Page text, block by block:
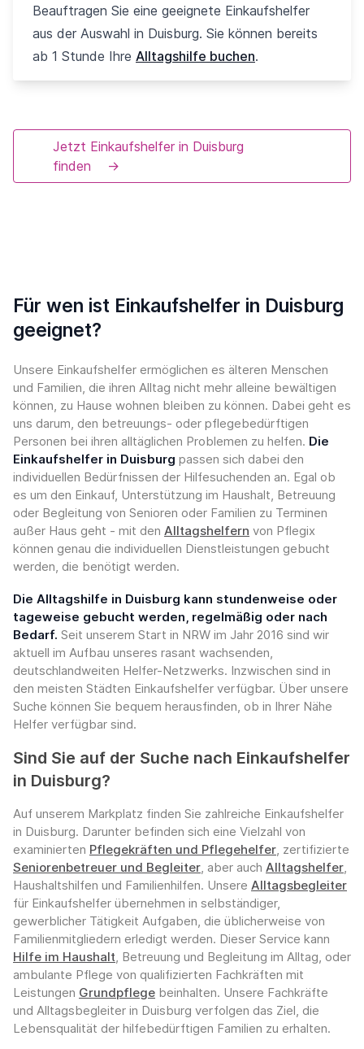
Beauftragen Sie eine geeignete Einkaufshelfer
aus der Auswahl in Duisburg. Sie können bereits
ab 1 Stunde Ihre Alltagshilfe buchen.
Jetzt Einkaufshelfer in Duisburg
finden
→
Für wen ist Einkaufshelfer in Duisburg
geeignet?
Unsere Einkaufshelfer ermöglichen es älteren Menschen
und Familien, die ihren Alltag nicht mehr alleine bewältigen
können, zu Hause wohnen bleiben zu können. Dabei geht es
uns darum, den betreuungs- oder pflegebedürftigen
Personen bei ihren alltäglichen Problemen zu helfen. Die
Einkaufshelfer in Duisburg passen sich dabei den
individuellen Bedürfnissen der Hilfesuchenden an. Egal ob
es um den Einkauf, Unterstützung im Haushalt, Betreuung
oder Begleitung von Senioren oder Familien zu Terminen
außer Haus geht - mit den Alltagshelfern von Pflegix
können genau die individuellen Dienstleistungen gebucht
werden, die benötigt werden.
Die Alltagshilfe in Duisburg kann stundenweise oder
tageweise gebucht werden, regelmäßig oder nach
Bedarf. Seit unserem Start in NRW im Jahr 2016 sind wir
aktuell im Aufbau unseres rasant wachsenden,
deutschlandweiten Helfer-Netzwerks. Inzwischen sind in
den meisten Städten Einkaufshelfer verfügbar. Über unsere
Suche können Sie bequem herausfinden, ob in Ihrer Nähe
Helfer verfügbar sind.
Sind Sie auf der Suche nach Einkaufshelfer
in Duisburg?
Auf unserem Markplatz finden Sie zahlreiche Einkaufshelfer
in Duisburg. Darunter befinden sich eine Vielzahl von
examinierten Pflegekräften und Pflegehelfer, zertifizierte
Seniorenbetreuer und Begleiter, aber auch Alltagshelfer,
Haushaltshilfen und Familienhilfen. Unsere Alltagsbegleiter
für Einkaufshelfer übernehmen in selbständiger,
gewerblicher Tätigkeit Aufgaben, die üblicherweise von
Familienmitgliedern erledigt werden. Dieser Service kann
Hilfe im Haushalt, Betreuung und Begleitung im Alltag, oder
ambulante Pflege von qualifizierten Fachkräften mit
Leistungen Grundpflege beinhalten. Unsere Fachkräfte
und Alltagsbegleiter in Duisburg verfolgen das Ziel, die
Lebensqualität der hilfebedürftigen Familien zu erhalten.